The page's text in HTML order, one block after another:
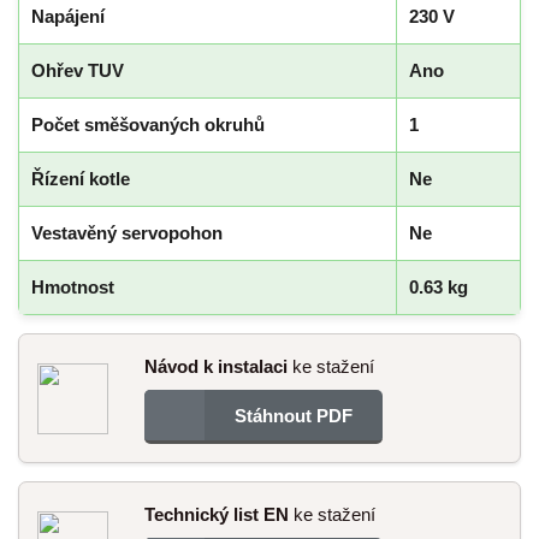
Napájení 230 V
Ohřev TUV Ano
Počet směšovaných okruhů 1
Řízení kotle Ne
Vestavěný servopohon Ne
Hmotnost 0.63 kg
Návod k instalaci ke stažení
Stáhnout PDF
Technický list EN ke stažení